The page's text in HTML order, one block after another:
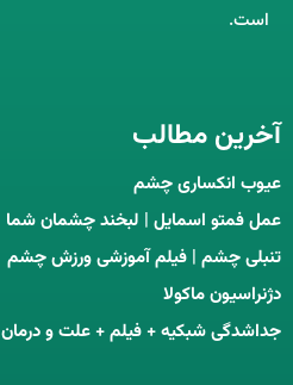
است.
آخرین مطالب
عیوب انکساری چشم
عمل فمتو اسمایل | لبخند چشمان شما
تنبلی چشم | فیلم آموزشی ورزش چشم
دژنراسیون ماکولا
جداشدگی شبکیه + فیلم + علت و درمان